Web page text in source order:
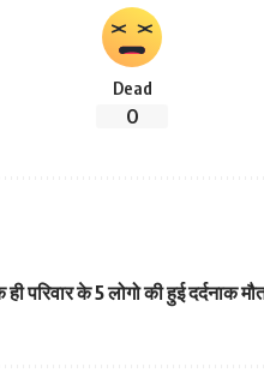
Dead
0
परिवार के 5 लोगो की हुई दर्दनाक